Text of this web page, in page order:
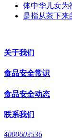
体中华儿女为
是指从茶下来
关于我们
食品安全常识
食品安全动态
联系我们
4000603536